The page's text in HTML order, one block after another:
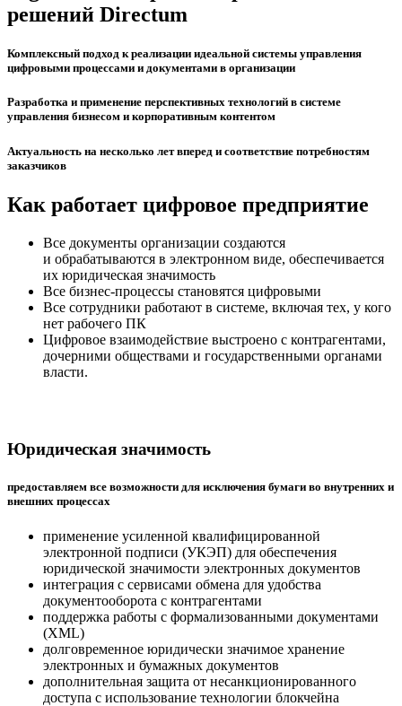
решений Directum
Комплексный подход к реализации идеальной системы управления
цифровыми процессами и документами в организации
Разработка и применение перспективных технологий в системе
управления бизнесом и корпоративным контентом
Актуальность на несколько лет вперед и соответствие потребностям
заказчиков
Как работает цифровое предприятие
Все документы организации создаются
и обрабатываются в электронном виде, обеспечивается
их юридическая значимость
Все бизнес-процессы становятся цифровыми
Все сотрудники работают в системе, включая тех, у кого
нет рабочего ПК
Цифровое взаимодействие выстроено с контрагентами,
дочерними обществами и государственными органами
власти.
Юридическая значимость
предоставляем все возможности для исключения бумаги во внутренних и
внешних процессах
применение усиленной квалифицированной
электронной подписи (УКЭП) для обеспечения
юридической значимости электронных документов
интеграция с сервисами обмена для удобства
документооборота с контрагентами
поддержка работы с формализованными документами
(XML)
долговременное юридически значимое хранение
электронных и бумажных документов
дополнительная защита от несанкционированного
доступа с использование технологии блокчейна